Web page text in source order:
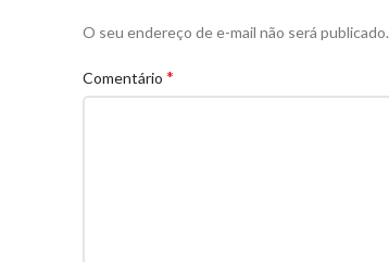
O seu endereço de e-mail não será publicado.
Comentário *